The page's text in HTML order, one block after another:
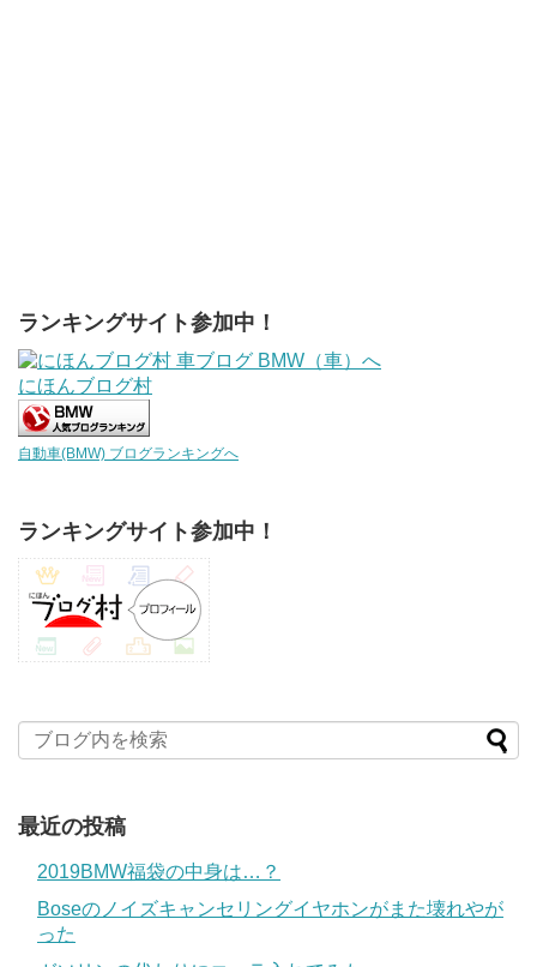
ランキングサイト参加中！
にほんブログ村
自動車(BMW) ブログランキングへ
ランキングサイト参加中！
最近の投稿
2019BMW福袋の中身は…？
Boseのノイズキャンセリングイヤホンがまた壊れやが
った